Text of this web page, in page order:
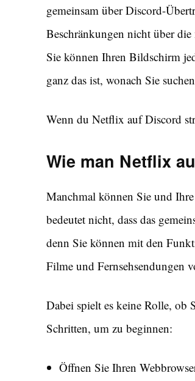
gemeinsam über Discord-
Beschränkungen nicht über
Sie können Ihren Bildschirm
ganz das ist, wonach Sie
Wenn du Netflix auf Discord
Wie man Netflix
Manchmal können Sie und
bedeutet nicht, dass das
denn Sie können mit den
Filme und Fernsehsendungen
Dabei spielt es keine Rolle, ob
Schritten, um zu beginnen:
Öffnen Sie Ihren